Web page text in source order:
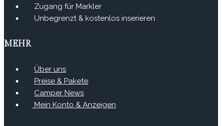
Zugang für Markler
Unbegrenzt & kostenlos inserieren
MEHR
Über uns
Preise & Pakete
Camper News
Mein Konto & Anzeigen